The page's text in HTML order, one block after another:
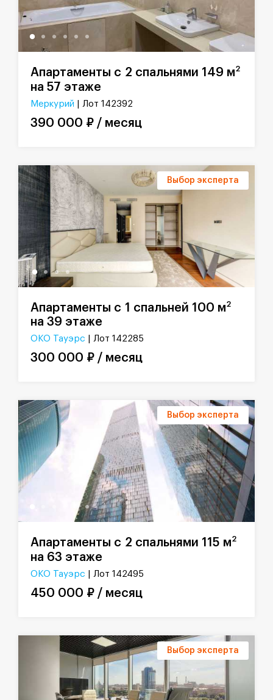
Апартаменты с 2 спальнями 149 м2
на 57 этаже
Меркурий | Лот 142392
390 000 ₽ / месяц
Выбор эксперта
Апартаменты с 1 спальней 100 м2
на 39 этаже
ОКО Тауэрс | Лот 142285
300 000 ₽ / месяц
Выбор эксперта
Апартаменты с 2 спальнями 115 м2
на 63 этаже
ОКО Тауэрс | Лот 142495
450 000 ₽ / месяц
Выбор эксперта